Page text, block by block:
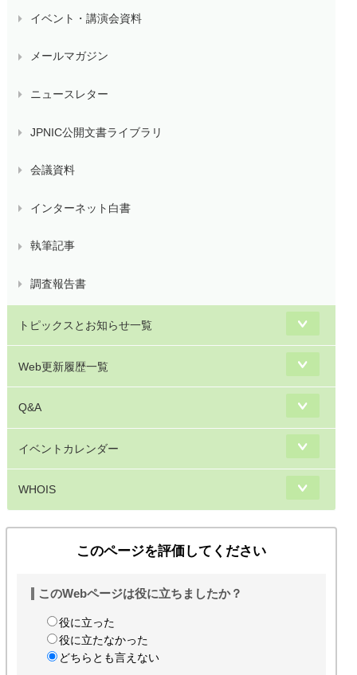
イベント・講演会資料
メールマガジン
ニュースレター
JPNIC公開文書ライブラリ
会議資料
インターネット白書
執筆記事
調査報告書
トピックスとお知らせ一覧
Web更新履歴一覧
Q&A
イベントカレンダー
WHOIS
このページを評価してください
このWebページは役に立ちましたか？
役に立った
役に立たなかった
どちらとも言えない